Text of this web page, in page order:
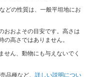
どの性質は、一般平坦地にお
おおよその目安です。高さは
高さではありません。
せん、動物にも与えないでく
品種など、詳しい説明につい